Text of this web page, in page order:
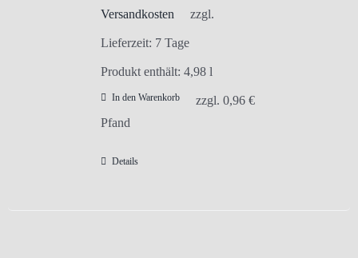
zzgl.
Versandkosten
Lieferzeit: 7 Tage
Produkt enthält: 4,98 l
In den Warenkorb zzgl. 0,96 €
Pfand
Details